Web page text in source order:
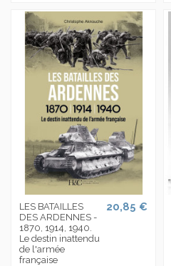
LES BATAILLES
DES ARDENNES -
1870, 1914, 1940.
Le destin inattendu
de l'armée
française
20,85 €